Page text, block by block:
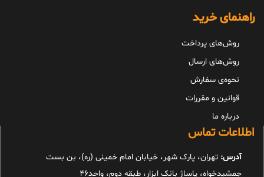
راهنمای خرید
روش‌های پرداخت
روش‌های ارسال
نحوه‌ی سفارش
قوانین و مقررات
درباره ما
اطلاعات تماس
آدرس: تهران، پارک شهر، خیابان امام خمینی (ره)، بن بست
جمشیدخواه، پاساژ بانک ابزار، طبقه دوم، واحد46